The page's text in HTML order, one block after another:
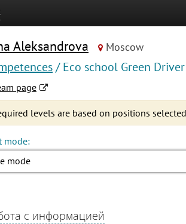
Aleksandrova Moscow
/ Eco school Green
page
levels are based on positions
mode:
mode
с информацией